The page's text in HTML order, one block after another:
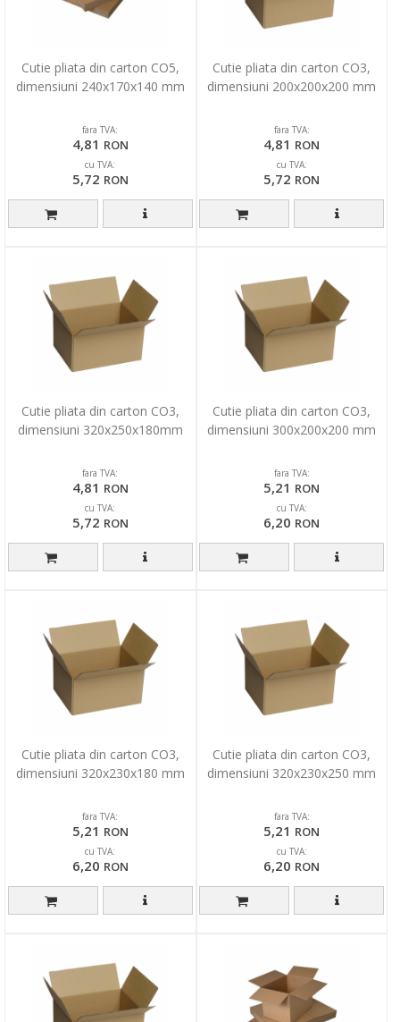
Cutie pliata din carton CO5,
dimensiuni 240x170x140 mm
fara TVA:
4,81 RON
cu TVA:
5,72 RON
Cutie pliata din carton CO3,
dimensiuni 200x200x200 mm
fara TVA:
4,81 RON
cu TVA:
5,72 RON
Cutie pliata din carton CO3,
dimensiuni 320x250x180mm
fara TVA:
4,81 RON
cu TVA:
5,72 RON
Cutie pliata din carton CO3,
dimensiuni 300x200x200 mm
fara TVA:
5,21 RON
cu TVA:
6,20 RON
Cutie pliata din carton CO3,
dimensiuni 320x230x180 mm
fara TVA:
5,21 RON
cu TVA:
6,20 RON
Cutie pliata din carton CO3,
dimensiuni 320x230x250 mm
fara TVA:
5,21 RON
cu TVA:
6,20 RON